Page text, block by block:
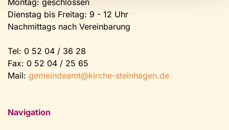
Montag: geschlossen
Dienstag bis Freitag: 9 - 12 Uhr
Nachmittags nach Vereinbarung
Tel: 0 52 04 / 36 28
Fax: 0 52 04 / 25 65
Mail: gemeindeamt@kirche-steinhagen.de
Navigation